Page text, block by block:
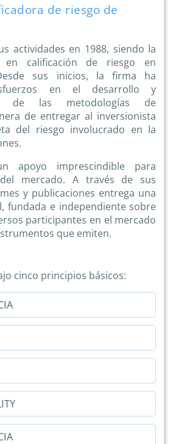
de riesgo de
actividades en 1988, siendo la
en calificación de riesgo en
sus inicios, la firma ha
en el desarrollo y
de las metodologías de
de entregar al inversionista
del riesgo involucrado en la
apoyo imprescindible para
mercado. A través de sus
y publicaciones entrega una
fundada e independiente sobre
participantes en el mercado
que emiten.
cinco principios básicos: